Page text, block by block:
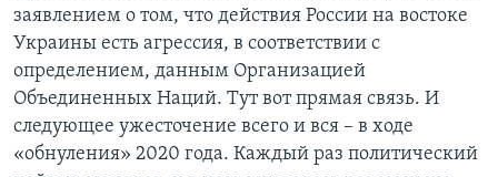
заявлением о том, что действия России на востоке
Украины есть агрессия, в соответствии с
определением, данным Организацией
Объединенных Наций. Тут вот прямая связь. И
следующее ужесточение всего и вся – в ходе
«обнуления» 2020 года. Каждый раз политический